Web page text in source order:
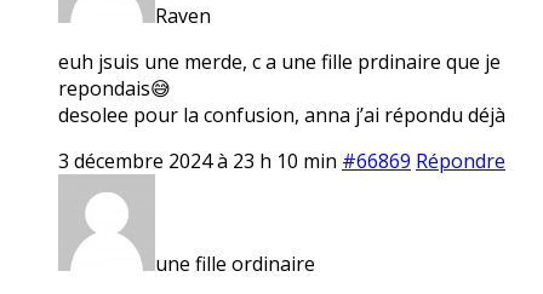
Raven
euh jsuis une merde, c a une fille prdinaire que je
repondais😅
desolee pour la confusion, anna j’ai répondu déjà
3 décembre 2024 à 23 h 10 min #66869 Répondre
une fille ordinaire